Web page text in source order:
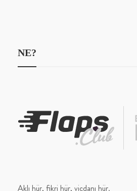
NE?
Aklı hür, fikri hür, vicdanı hür.